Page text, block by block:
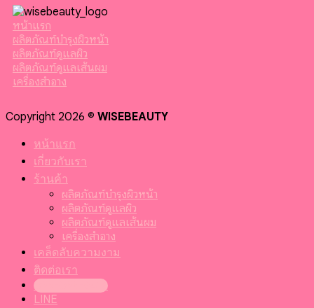
หน้าแรก
ผลิตภัณฑ์บำรุงผิวหน้า
ผลิตภัณฑ์ดูแลผิว
ผลิตภัณฑ์ดูแลเส้นผม
เครื่องสำอาง
Copyright 2026 © WISEBEAUTY
หน้าแรก
เกี่ยวกับเรา
ร้านค้า
ผลิตภัณฑ์บำรุงผิวหน้า
ผลิตภัณฑ์ดูแลผิว
ผลิตภัณฑ์ดูแลเส้นผม
เครื่องสำอาง
เคล็ดลับความงาม
ติดต่อเรา
099-095-6416
LINE